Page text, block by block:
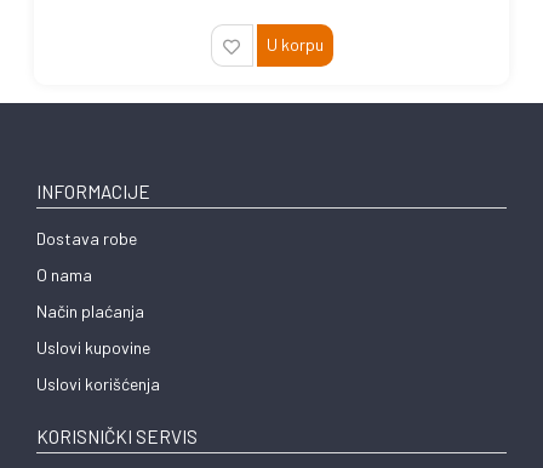
U korpu
INFORMACIJE
Dostava robe
O nama
Način plaćanja
Uslovi kupovine
Uslovi korišćenja
KORISNIČKI SERVIS